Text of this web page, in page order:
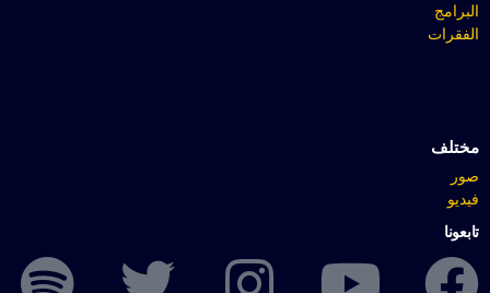
البرامج
الفقرات
مختلف
صور
فيديو
تابعونا